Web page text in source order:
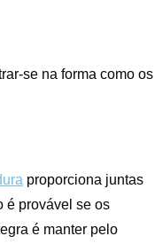
se na forma como os
proporciona juntas
é provável se os
é manter pelo